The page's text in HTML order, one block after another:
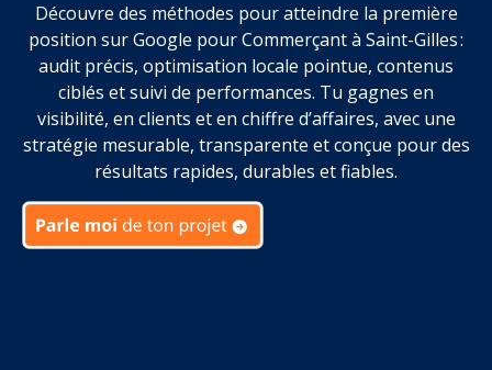
Découvre des méthodes pour atteindre la première
position sur Google pour Commerçant à Saint-Gilles :
audit précis, optimisation locale pointue, contenus
ciblés et suivi de performances. Tu gagnes en
visibilité, en clients et en chiffre d’affaires, avec une
stratégie mesurable, transparente et conçue pour des
résultats rapides, durables et fiables.